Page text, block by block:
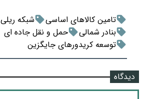
تامین کالاهای اساسی شبکه ریلی
بنادر شمالی
حمل و نقل جاده ای
توسعه کریدورهای جایگزین
دیدگاه